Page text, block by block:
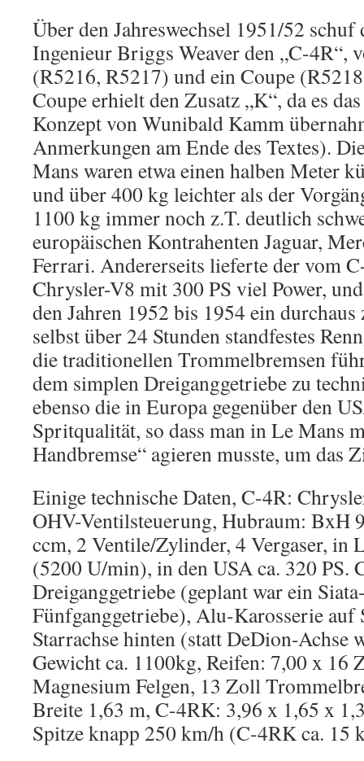
Über den Jahreswechsel 1951/52 schuf
Ingenieur Briggs Weaver den „C-4R“,
(R5216, R5217) und ein Coupe
Coupe erhielt den Zusatz „K“, da es
Konzept von Wunibald Kamm
Anmerkungen am Ende des Textes).
Mans waren etwa einen halben Meter
und über 400 kg leichter als der
1100 kg immer noch z.T. deutlich
europäischen Kontrahenten Jaguar,
Ferrari. Andererseits lieferte der vom
Chrysler-V8 mit 300 PS viel Power,
den Jahren 1952 bis 1954 ein durchaus
selbst über 24 Stunden standfestes
die traditionellen Trommelbremsen
dem simplen Dreiganggetriebe zu
ebenso die in Europa gegenüber den
Spritqualität, so dass man in Le Mans
Handbremse“ agieren musste, um das
Einige technische Daten, C-4R:
OHV-Ventilsteuerung, Hubraum: BxH
ccm, 2 Ventile/Zylinder, 4 Vergaser, in
(5200 U/min), in den USA ca. 320 PS.
Dreiganggetriebe (geplant war ein
Fünfganggetriebe), Alu-Karosserie auf
Starrachse hinten (statt DeDion-Achse
Gewicht ca. 1100kg, Reifen: 7,00 x 16
Magnesium Felgen, 13 Zoll
Breite 1,63 m, C-4RK: 3,96 x 1,65 x
Spitze knapp 250 km/h (C-4RK ca. 15